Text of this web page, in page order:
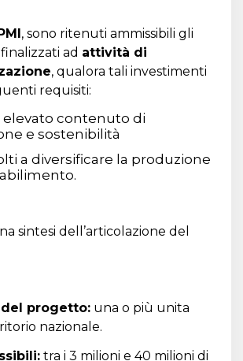
, sono ritenuti ammissibili gli
ad attività di
, qualora tali investimenti
requisiti:
elevato contenuto di
e sostenibilità
a diversificare la produzione
sintesi dell’articolazione del
progetto: una o più unita
nazionale.
tra i 3 milioni e 40 milioni di